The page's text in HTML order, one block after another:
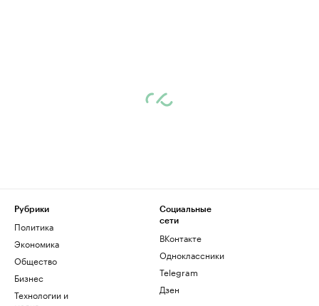
Рубрики
Политика
Экономика
Общество
Бизнес
Технологии и
Социальные
сети
ВКонтакте
Одноклассники
Telegram
Дзен